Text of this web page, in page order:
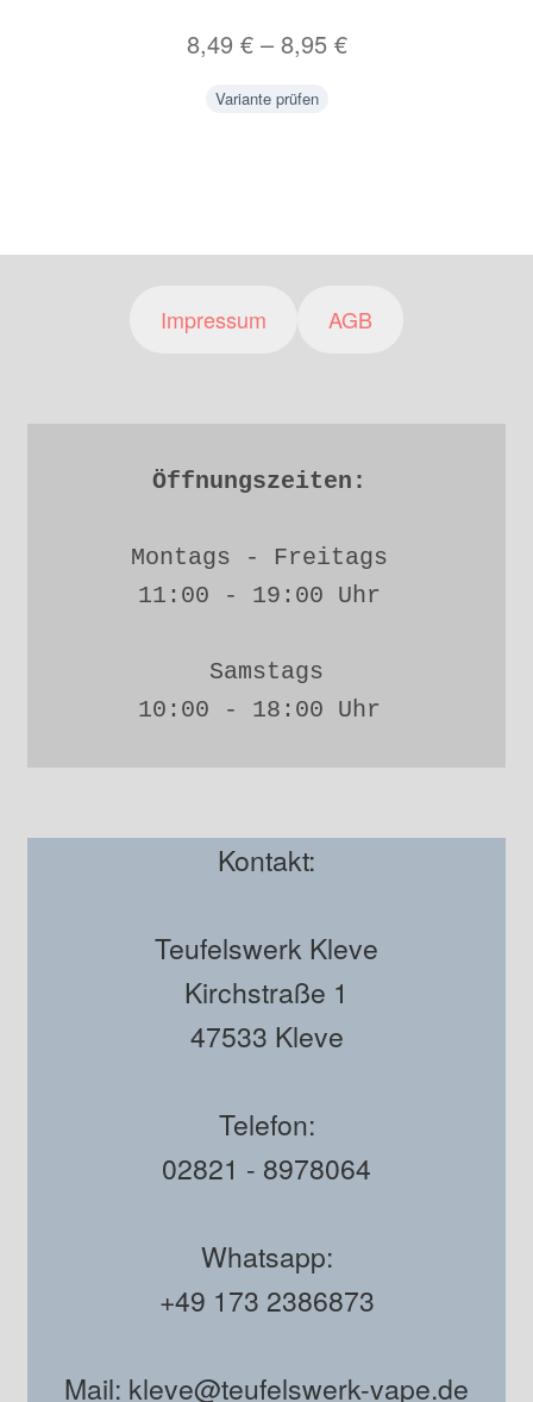
8,49 €– 8,95 €
Variante prüfen
Impressum AGB
Öffnungszeiten:
Montags - Freitags
11:00 - 19:00 Uhr
Samstags
10:00 - 18:00 Uhr
Kontakt:
Teufelswerk Kleve
Kirchstraße 1
47533 Kleve
Telefon:
02821 - 8978064
Whatsapp:
+49 173 2386873
Mail: kleve@teufelswerk-vape.de